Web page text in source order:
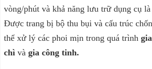
vòng/phút và khả năng lưu trữ dụng cụ
Được trang bị bộ thu bụi và cấu trúc
thể xử lý các phoi mịn trong quá trình
chì và gia công tinh.